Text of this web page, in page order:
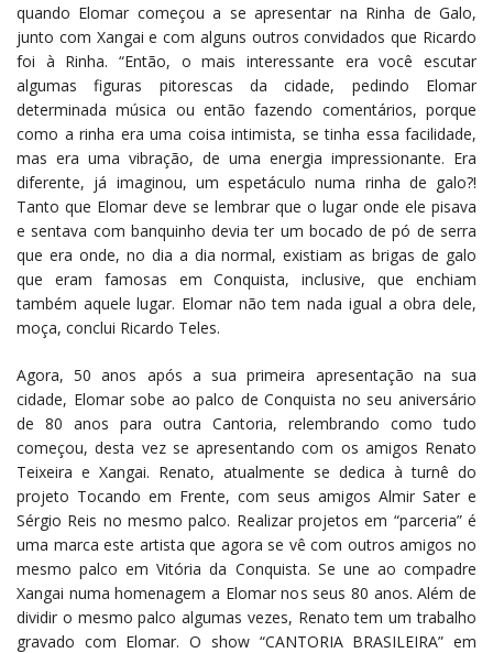
quando Elomar começou a se apresentar na Rinha de Galo,
junto com Xangai e com alguns outros convidados que Ricardo
foi à Rinha. “Então, o mais interessante era você escutar
algumas figuras pitorescas da cidade, pedindo Elomar
determinada música ou então fazendo comentários, porque
como a rinha era uma coisa intimista, se tinha essa facilidade,
mas era uma vibração, de uma energia impressionante. Era
diferente, já imaginou, um espetáculo numa rinha de galo?!
Tanto que Elomar deve se lembrar que o lugar onde ele pisava
e sentava com banquinho devia ter um bocado de pó de serra
que era onde, no dia a dia normal, existiam as brigas de galo
que eram famosas em Conquista, inclusive, que enchiam
também aquele lugar. Elomar não tem nada igual a obra dele,
moça, conclui Ricardo Teles.
Agora, 50 anos após a sua primeira apresentação na sua
cidade, Elomar sobe ao palco de Conquista no seu aniversário
de 80 anos para outra Cantoria, relembrando como tudo
começou, desta vez se apresentando com os amigos Renato
Teixeira e Xangai. Renato, atualmente se dedica à turnê do
projeto Tocando em Frente, com seus amigos Almir Sater e
Sérgio Reis no mesmo palco. Realizar projetos em “parceria” é
uma marca este artista que agora se vê com outros amigos no
mesmo palco em Vitória da Conquista. Se une ao compadre
Xangai numa homenagem a Elomar nos seus 80 anos. Além de
dividir o mesmo palco algumas vezes, Renato tem um trabalho
gravado com Elomar. O show “CANTORIA BRASILEIRA” em